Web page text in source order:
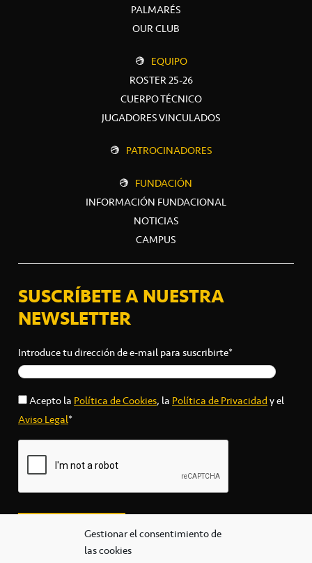
Gestionar el consentimiento de
las cookies
PALMARÉS
OUR CLUB
EQUIPO
ROSTER 25-26
CUERPO TÉCNICO
JUGADORES VINCULADOS
PATROCINADORES
FUNDACIÓN
INFORMACIÓN FUNDACIONAL
NOTICIAS
CAMPUS
SUSCRÍBETE A NUESTRA
NEWSLETTER
Introduce tu dirección de e-mail para suscribirte*
Acepto laPolítica de Cookies, laPolítica de Privacidady el
Aviso Legal*